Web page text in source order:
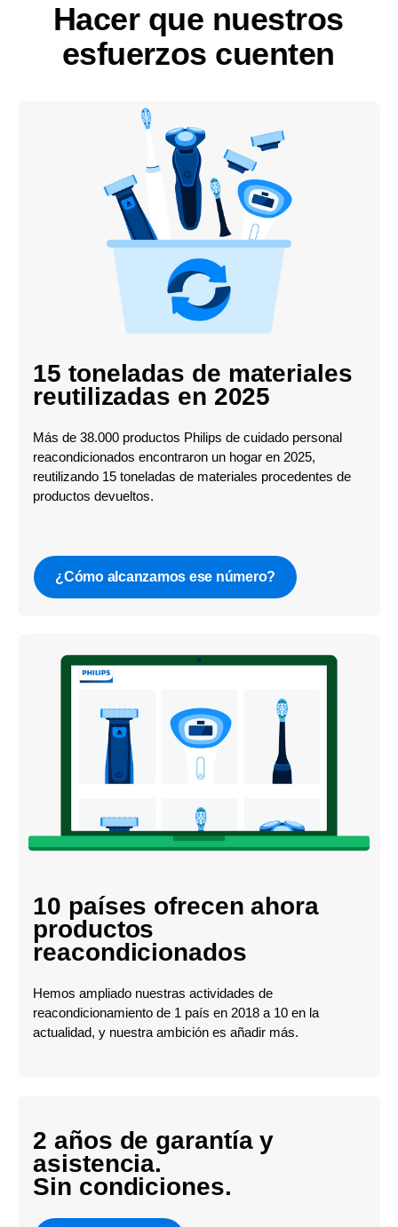
Hacer que nuestros
esfuerzos cuenten
15 toneladas de materiales
reutilizadas en 2025
Más de 38.000 productos Philips de cuidado personal
reacondicionados encontraron un hogar en 2025,
reutilizando 15 toneladas de materiales procedentes de
productos devueltos.
¿Cómo alcanzamos ese número?
10 países ofrecen ahora
productos
reacondicionados
Hemos ampliado nuestras actividades de
reacondicionamiento de 1 país en 2018 a 10 en la
actualidad, y nuestra ambición es añadir más.
2 años de garantía y
asistencia.
Sin condiciones.